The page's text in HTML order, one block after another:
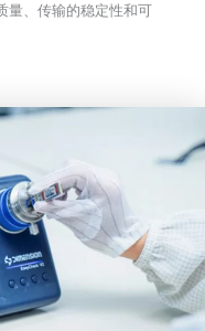
量、传输的稳定性和可